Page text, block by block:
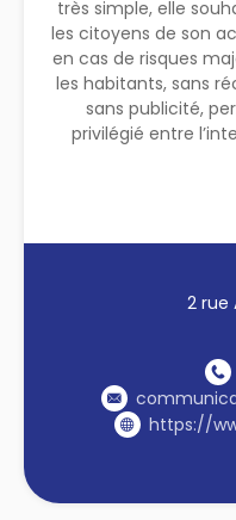
très simple, elle
les citoyens de son
en cas de risques
les habitants, sans
sans publicité,
privilégié entre
2 rue
https://